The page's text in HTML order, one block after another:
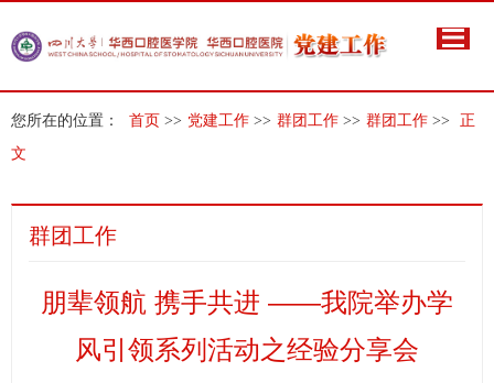
您所在的位置： 首页 >> 党建工作 >> 群团工作 >> 群团工作 >>
正
文
群团工作
朋辈领航 携手共进 ——我院举办学
风引领系列活动之经验分享会